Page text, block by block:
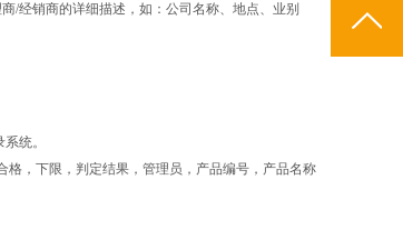
/经销商的详细描述，如：公司名称、地点、业别
统。
，下限，判定结果，管理员，产品编号，产品名称